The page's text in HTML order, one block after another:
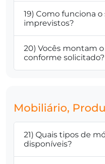
19) Como funciona
imprevistos?
20) Vocês montam
conforme solicitado?
Mobiliário,
21) Quais tipos de
disponíveis?